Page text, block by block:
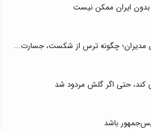
بدون ایران ممکن نیست
مدیران؛ چگونه ترس از شکست، جسارت...
حتی اگر گلش مردود شد
باشد